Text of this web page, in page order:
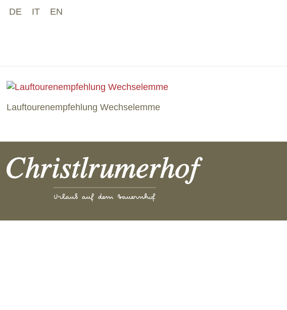
Lauftourenempfehlung Wechselemme
DE IT EN